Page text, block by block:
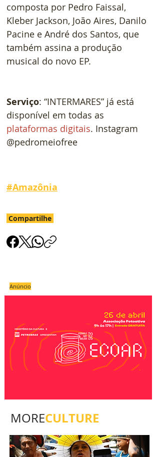
composta por Pedro Faissal,
Kleber Jackson, João Aires, Danilo
Pacine e André dos Santos, que
também assina a produção
musical do novo EP.
Serviço: “INTERMARES” já está
disponível em todas as
plataformas digitais. Instagram
@pedromeiofree
#Amazônia
Compartilhe
Anúncio
MORECULTURE